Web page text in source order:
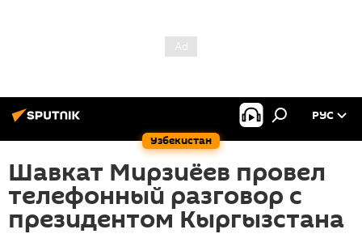
Узбекистан
РУС
Шавкат Мирзиёев провел
телефонный разговор с
президентом Кыргызстана